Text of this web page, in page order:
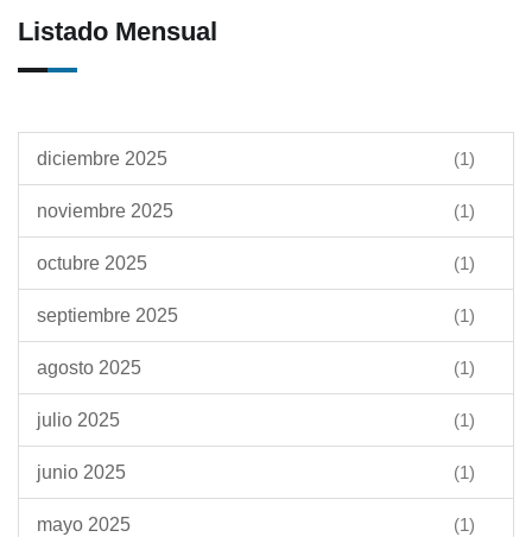
Listado Mensual
diciembre 2025 (1)
noviembre 2025 (1)
octubre 2025 (1)
septiembre 2025 (1)
agosto 2025 (1)
julio 2025 (1)
junio 2025 (1)
mayo 2025 (1)